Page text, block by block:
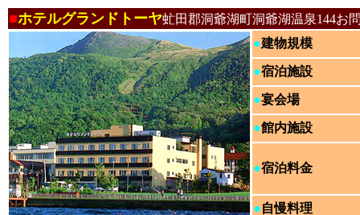
■ホテルグランドトーヤ虻田郡洞爺湖町洞爺湖温泉144お
●建物規模
●宿泊施設
●宴会場
●館内施設
●宿泊料金
●自慢料理